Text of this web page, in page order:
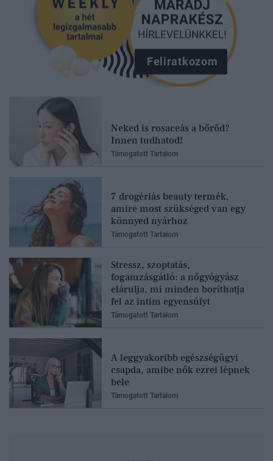
Feliratkozom
Neked is rosaceás a bőrőd?
Innen tudhatod!
Támogatott Tartalom
7 drogériás beauty termék,
amire most szükséged van egy
könnyed nyárhoz
Támogatott Tartalom
Stressz, szoptatás,
fogamzásgátló: a nőgyógyász
elárulja, mi minden boríthatja
fel az intim egyensúlyt
Támogatott Tartalom
A leggyakoribb egészségügyi
csapda, amibe nők ezrei lépnek
bele
Támogatott Tartalom